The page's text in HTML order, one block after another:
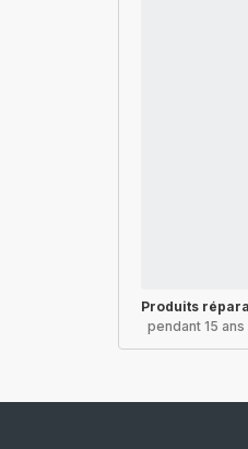
Produits
pendant 15 ans